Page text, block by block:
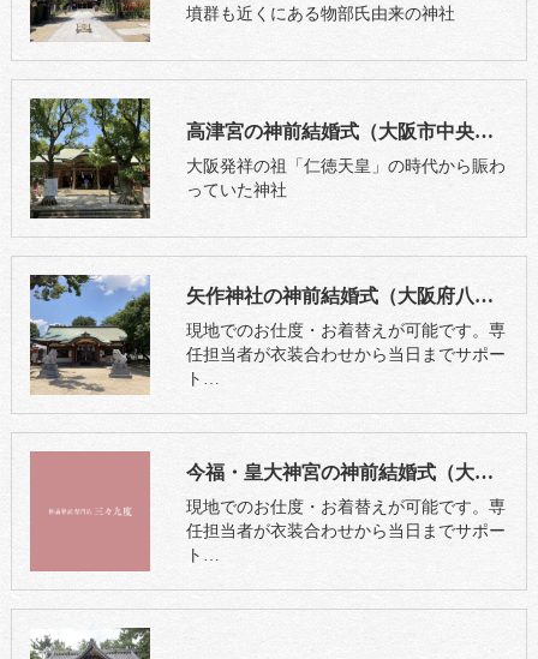
墳群も近くにある物部氏由来の神社
高津宮の神前結婚式（大阪市中央区）
大阪発祥の祖「仁徳天皇」の時代から賑わ
っていた神社
矢作神社の神前結婚式（大阪府八尾市）
現地でのお仕度・お着替えが可能です。専
任担当者が衣装合わせから当日までサポー
ト…
今福・皇大神宮の神前結婚式（大阪市城東区）
現地でのお仕度・お着替えが可能です。専
任担当者が衣装合わせから当日までサポー
ト…